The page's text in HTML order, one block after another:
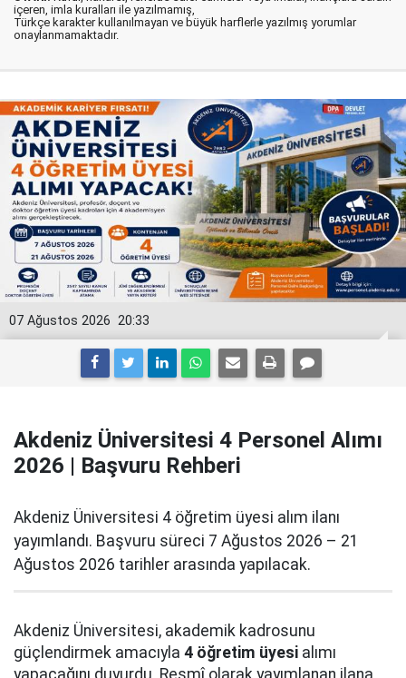
içeren, imla kuralları ile yazılmamış,
Türkçe karakter kullanılmayan ve büyük harflerle yazılmış yorumlar
onaylanmamaktadır.
20:33
07 Ağustos 2026
Akdeniz Üniversitesi 4 Personel Alımı
2026 | Başvuru Rehberi
Akdeniz Üniversitesi 4 öğretim üyesi alım ilanı
yayımlandı. Başvuru süreci 7 Ağustos 2026 – 21
Ağustos 2026 tarihler arasında yapılacak.
Akdeniz Üniversitesi, akademik kadrosunu
güçlendirmek amacıyla 4 öğretim üyesi alımı
yapacağını duyurdu. Resmî olarak yayımlanan ilana